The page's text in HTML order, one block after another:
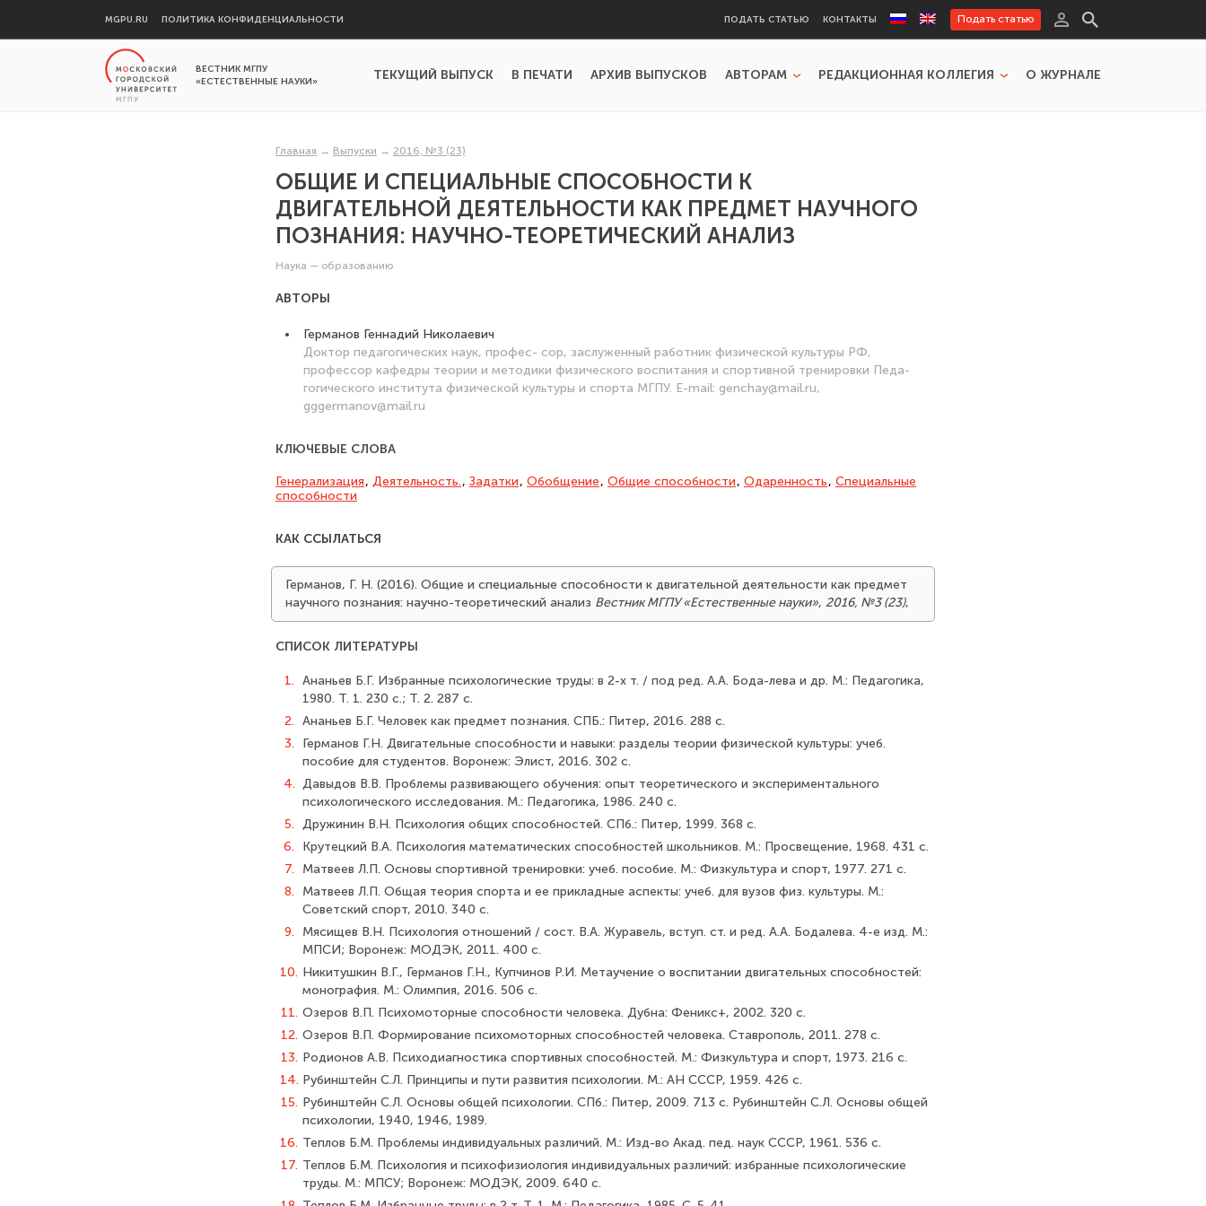
MGPU.RU ПОЛИТИКА КОНФИДЕНЦИАЛЬНОСТИ ПОДАТЬ СТАТЬЮ КОНТАКТЫ Подать статью
ВЕСТНИК МГПУ
«ЕСТЕСТВЕННЫЕ НАУКИ»
ТЕКУЩИЙ ВЫПУСК В ПЕЧАТИ АРХИВ ВЫПУСКОВ АВТОРАМ РЕДАКЦИОННАЯ КОЛЛЕГИЯ О ЖУРНАЛЕ
Главная → Выпуски → 2016, №3 (23)
ОБЩИЕ И СПЕЦИАЛЬНЫЕ СПОСОБНОСТИ К
ДВИГАТЕЛЬНОЙ ДЕЯТЕЛЬНОСТИ КАК ПРЕДМЕТ НАУЧНОГО
ПОЗНАНИЯ: НАУЧНО-ТЕОРЕТИЧЕСКИЙ АНАЛИЗ
Наука — образованию
АВТОРЫ
Германов Геннадий Николаевич
Доктор педагогических наук, профес- сор, заслуженный работник физической культуры РФ,
профессор кафедры теории и методики физического воспитания и спортивной тренировки Педа-
гогического института физической культуры и спорта МГПУ. E-mail: genchay@mail.ru,
gggermanov@mail.ru
КЛЮЧЕВЫЕ СЛОВА
Генерализация, Деятельность., Задатки, Обобщение, Общие способности, Одаренность, Специальные
способности
КАК ССЫЛАТЬСЯ
Германов, Г. Н. (2016). Общие и специальные способности к двигательной деятельности как предмет
научного познания: научно-теоретический анализ Вестник МГПУ «Естественные науки», 2016, №3 (23),
СПИСОК ЛИТЕРАТУРЫ
1. Ананьев Б.Г. Избранные психологические труды: в 2-х т. / под ред. А.А. Бода-лева и др. М.: Педагогика,
1980. Т. 1. 230 с.; Т. 2. 287 с.
2. Ананьев Б.Г. Человек как предмет познания. СПБ.: Питер, 2016. 288 с.
3.
Германов Г.Н. Двигательные способности и навыки: разделы теории физиче­ской культуры: учеб.
пособие для студентов. Воронеж: Элист, 2016. 302 с.
4. Давыдов В.В. Проблемы развивающего обучения: опыт теоретического и экс­периментального
психологического исследования. М.: Педагогика, 1986. 240 с.
5. Дружинин В.Н. Психология общих способностей. СПб.: Питер, 1999. 368 с.
6.
Крутецкий В.А. Психология математических способностей школьников. М.: Просвещение, 1968. 431 с.
7.
Матвеев Л.П. Основы спортивной тренировки: учеб. пособие. М.: Физкуль­тура и спорт, 1977. 271 с.
8.
Матвеев Л.П. Общая теория спорта и ее прикладные аспекты: учеб. для ву­зов физ. культуры. М.:
Советский спорт, 2010. 340 с.
9.
Мясищев В.Н. Психология отношений / сост. В.А. Журавель, вступ. ст. и ред. А.А. Бодалева. 4-е изд. М.:
МПСИ; Воронеж: МОДЭК, 2011. 400 с.
10. Никитушкин В.Г., Германов Г.Н., Купчинов Р.И. Метаучение о воспитании двигательных способностей:
монография. М.: Олимпия, 2016. 506 с.
11. Озеров В.П. Психомоторные способности человека. Дубна: Феникс+, 2002. 320 с.
12. Озеров В.П. Формирование психомоторных способностей человека. Ставро­поль, 2011. 278 с.
13. Родионов А.В. Психодиагностика спортивных способностей. М.: Физкульту­ра и спорт, 1973. 216 с.
14. Рубинштейн С.Л. Принципы и пути развития психологии. М.: АН СССР, 1959. 426 с.
15. Рубинштейн С.Л. Основы общей психологии. СПб.: Питер, 2009. 713 с. Рубинштейн С.Л. Основы общей
психологии, 1940, 1946, 1989.
16. Теплов Б.М. Проблемы индивидуальных различий. М.: Изд-во Акад. пед. наук СССР, 1961. 536 с.
17. Теплов Б.М. Психология и психофизиология индивидуальных различий: избран­ные психологические
труды. М.: МПСУ; Воронеж: МОДЭК, 2009. 640 с.